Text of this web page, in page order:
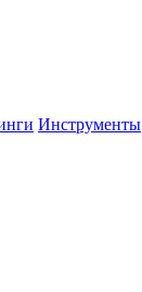
Инструменты